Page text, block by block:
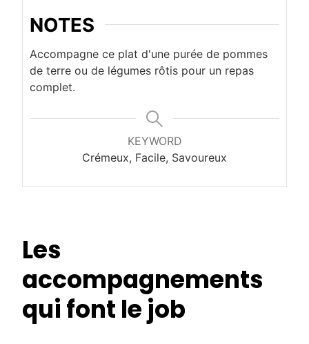
NOTES
Accompagne ce plat d'une purée de pommes
de terre ou de légumes rôtis pour un repas
complet.
KEYWORD
Crémeux, Facile, Savoureux
Les
accompagnements
qui font le job